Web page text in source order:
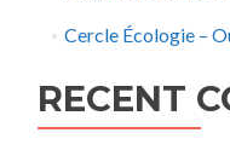
Cercle Écologie –
RECENT